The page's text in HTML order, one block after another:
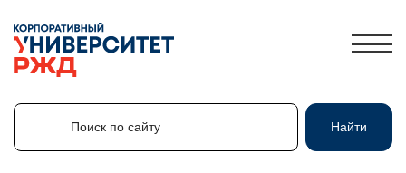
Поиск по сайту Найти